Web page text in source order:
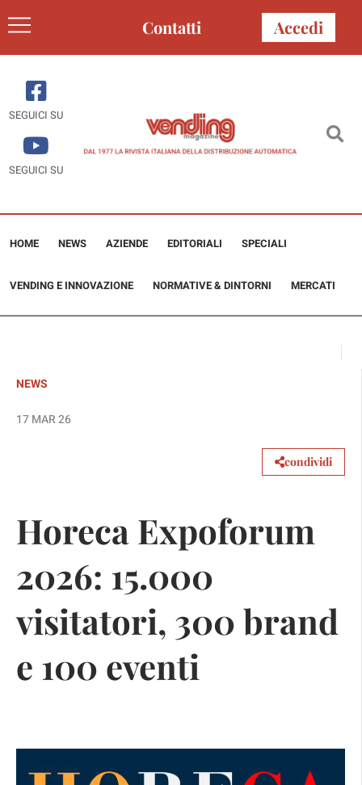
Contatti Accedi
SEGUICI SU
SEGUICI SU
HOME NEWS AZIENDE EDITORIALI SPECIALI
VENDING E INNOVAZIONE NORMATIVE & DINTORNI MERCATI
NEWS
17 MAR 26
condividi
Horeca Expoforum
2026: 15.000
visitatori, 300 brand
e 100 eventi